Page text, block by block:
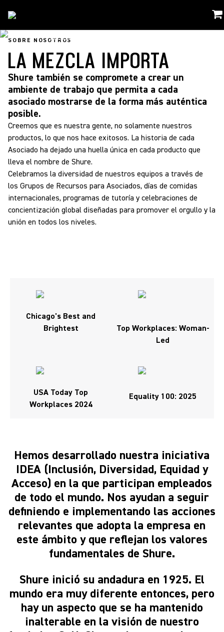
Sobre Shure / La Mezcla Importa
SOBRE NOSOTROS
LA MEZCLA IMPORTA
Shure también se compromete a crear un
ambiente de trabajo que permita a cada
asociado mostrarse de la forma más auténtica
posible.
Creemos que es nuestra gente, no solamente nuestros
productos, lo que nos hace exitosos. La historia de cada
Asociado ha dejado una huella única en cada producto que
lleva el nombre de Shure.
Celebramos la diversidad de nuestros equipos a través de
los Grupos de Recursos para Asociados, días de comidas
internacionales, programas de tutoría y celebraciones de
concientización global diseñadas para promover el orgullo y la
unión en todos los niveles.
Chicago's Best and
Brightest
Top Workplaces: Woman-
Led
USA Today Top
Workplaces 2024
Equality 100: 2025
Hemos desarrollado nuestra iniciativa
IDEA (Inclusión, Diversidad, Equidad y
Acceso) en la que participan empleados
de todo el mundo. Nos ayudan a seguir
definiendo e implementando las acciones
relevantes que adopta la empresa en
este ámbito y que reflejan los valores
fundamentales de Shure.
Shure inició su andadura en 1925. El
mundo era muy diferente entonces, pero
hay un aspecto que se ha mantenido
inalterable en la visión de nuestro